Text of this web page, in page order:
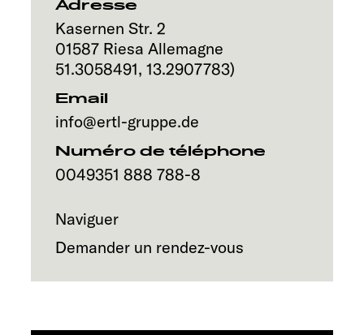
Service
Adresse
Kasernen Str. 2
01587 Riesa Allemagne
51.3058491, 13.2907783)
Email
info@ertl-gruppe.de
Numéro de téléphone
0049351 888 788-8
Naviguer
Demander un rendez-vous